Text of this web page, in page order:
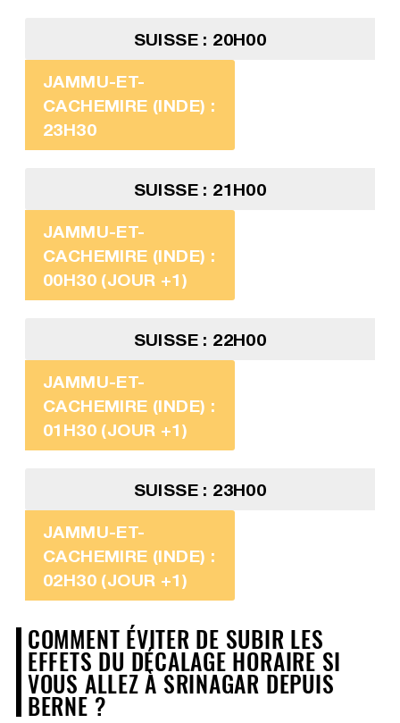
SUISSE : 20H00
JAMMU-ET-
CACHEMIRE (INDE) :
23H30
SUISSE : 21H00
JAMMU-ET-
CACHEMIRE (INDE) :
00H30 (JOUR +1)
SUISSE : 22H00
JAMMU-ET-
CACHEMIRE (INDE) :
01H30 (JOUR +1)
SUISSE : 23H00
JAMMU-ET-
CACHEMIRE (INDE) :
02H30 (JOUR +1)
COMMENT ÉVITER DE SUBIR LES
EFFETS DU DÉCALAGE HORAIRE SI
VOUS ALLEZ À SRINAGAR DEPUIS
BERNE ?